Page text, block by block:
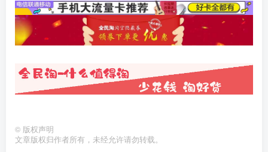
© 版权声明
文章版权归作者所有，未经允许请勿转载。